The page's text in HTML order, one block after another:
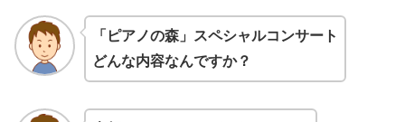
「ピアノの森」スペシャルコンサート
どんな内容なんですか？